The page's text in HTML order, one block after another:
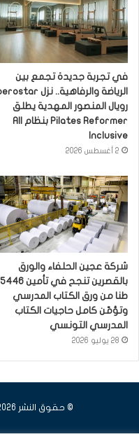
في تجربة جديدة تجمع بين
رويال المنصور المهدية يطلق
Pilates Reformer بنظام All
Inclusive
2 أغسطس 2026
شركة عجين الحلفاء والورق
بالقصرين تنجح في تأمين 5446
طنا من ورق الكتاب المدرسي
وتؤمّن كامل حاجيات الكتاب
المدرسي التونسي
28 يوليو 2026
© حقوق النشر 2026، جميع الحقوق محفوظة